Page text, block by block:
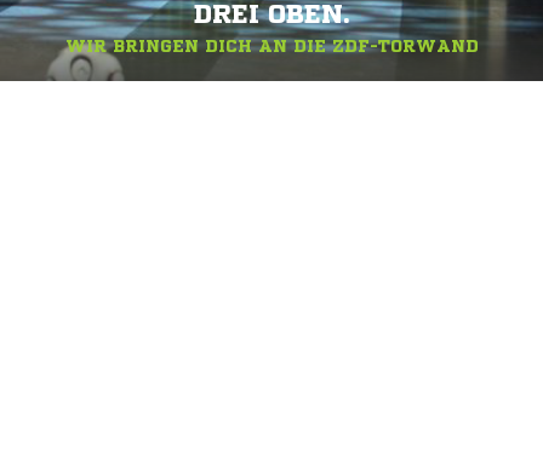
DREI OBEN.
WIR BRINGEN DICH AN DIE ZDF-TORWAND